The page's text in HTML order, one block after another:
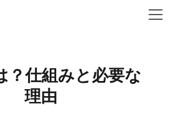
？仕組みと必要な
理由